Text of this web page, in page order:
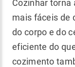
Cozinhar torna
mais fáceis de
do corpo e do
eficiente do
cozimento